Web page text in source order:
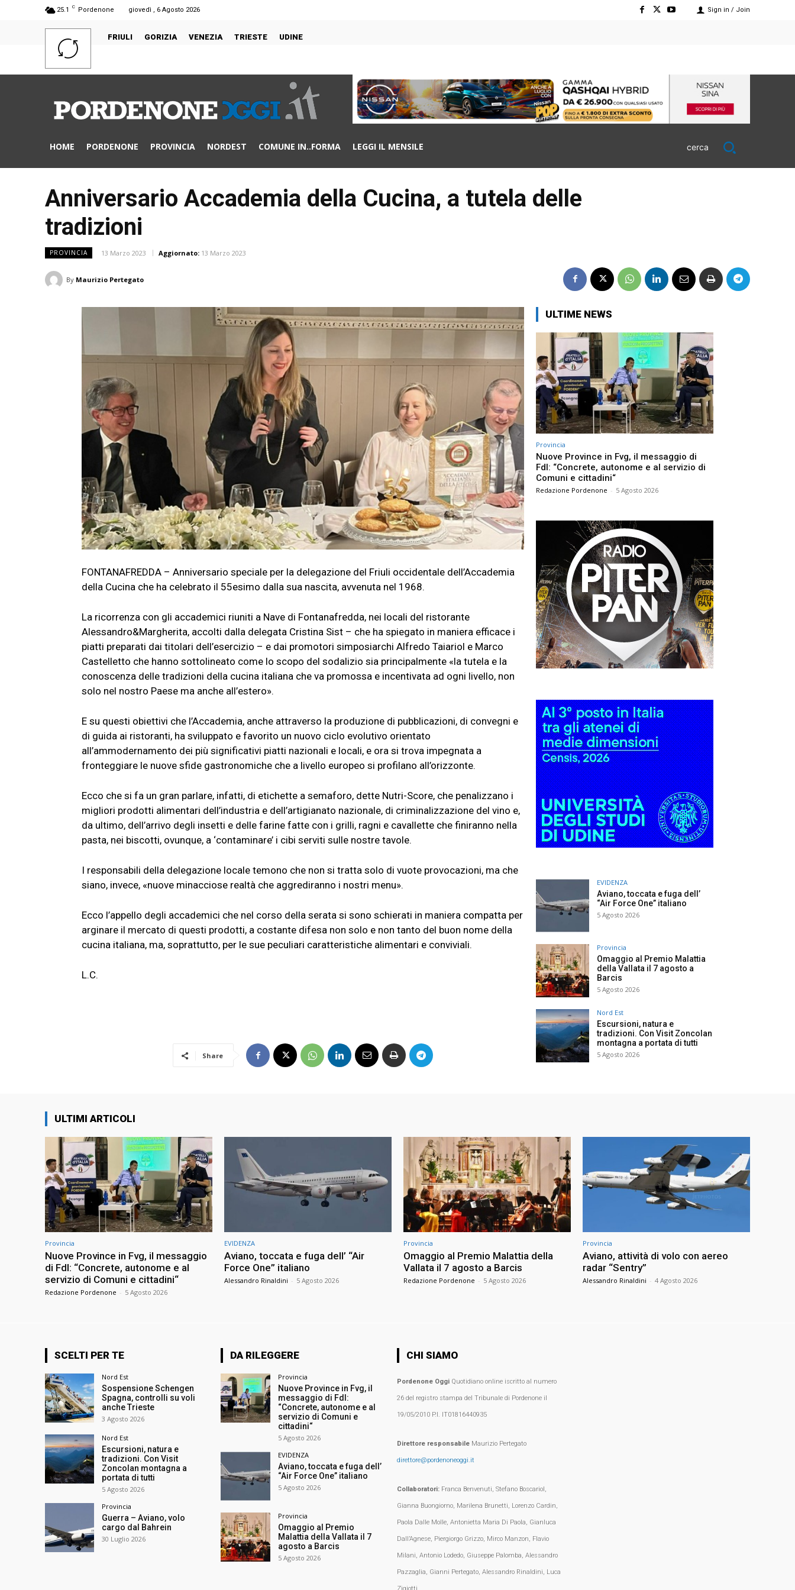
25.1 C Pordenone giovedì , 6 Agosto 2026 Sign in / Join
FRIULI GORIZIA VENEZIA TRIESTE UDINE
HOME PORDENONE PROVINCIA NORDEST COMUNE IN..FORMA LEGGI IL MENSILE cerca
Anniversario Accademia della Cucina, a tutela delle
tradizioni
PROVINCIA 13 Marzo 2023 Aggiornato: 13 Marzo 2023
By Maurizio Pertegato
FONTANAFREDDA – Anniversario speciale per la delegazione del Friuli occidentale dell’Accademia
della Cucina che ha celebrato il 55esimo dalla sua nascita, avvenuta nel 1968.
La ricorrenza con gli accademici riuniti a Nave di Fontanafredda, nei locali del ristorante
Alessandro&Margherita, accolti dalla delegata Cristina Sist – che ha spiegato in maniera efficace i
piatti preparati dai titolari dell’esercizio – e dai promotori simposiarchi Alfredo Taiariol e Marco
Castelletto che hanno sottolineato come lo scopo del sodalizio sia principalmente «la tutela e la
conoscenza delle tradizioni della cucina italiana che va promossa e incentivata ad ogni livello, non
solo nel nostro Paese ma anche all’estero».
E su questi obiettivi che l’Accademia, anche attraverso la produzione di pubblicazioni, di convegni e
di guida ai ristoranti, ha sviluppato e favorito un nuovo ciclo evolutivo orientato
all’ammodernamento dei più significativi piatti nazionali e locali, e ora si trova impegnata a
fronteggiare le nuove sfide gastronomiche che a livello europeo si profilano all’orizzonte.
Ecco che si fa un gran parlare, infatti, di etichette a semaforo, dette Nutri-Score, che penalizzano i
migliori prodotti alimentari dell’industria e dell’artigianato nazionale, di criminalizzazione del vino e,
da ultimo, dell’arrivo degli insetti e delle farine fatte con i grilli, ragni e cavallette che finiranno nella
pasta, nei biscotti, ovunque, a ‘contaminare’ i cibi serviti sulle nostre tavole.
I responsabili della delegazione locale temono che non si tratta solo di vuote provocazioni, ma che
siano, invece, «nuove minacciose realtà che aggrediranno i nostri menu».
Ecco l’appello degli accademici che nel corso della serata si sono schierati in maniera compatta per
arginare il mercato di questi prodotti, a costante difesa non solo e non tanto del buon nome della
cucina italiana, ma, soprattutto, per le sue peculiari caratteristiche alimentari e conviviali.
L.C.
Share
ULTIME NEWS
Provincia
Nuove Province in Fvg, il messaggio di
FdI: “Concrete, autonome e al servizio di
Comuni e cittadini“
Redazione Pordenone - 5 Agosto 2026
EVIDENZA
Aviano, toccata e fuga dell’
“Air Force One” italiano
5 Agosto 2026
Provincia
Omaggio al Premio Malattia
della Vallata il 7 agosto a
Barcis
5 Agosto 2026
Nord Est
Escursioni, natura e
tradizioni. Con Visit Zoncolan
montagna a portata di tutti
5 Agosto 2026
ULTIMI ARTICOLI
Provincia
Nuove Province in Fvg, il messaggio
di FdI: “Concrete, autonome e al
servizio di Comuni e cittadini“
Redazione Pordenone - 5 Agosto 2026
EVIDENZA
Aviano, toccata e fuga dell’ “Air
Force One” italiano
Alessandro Rinaldini - 5 Agosto 2026
Provincia
Omaggio al Premio Malattia della
Vallata il 7 agosto a Barcis
Redazione Pordenone - 5 Agosto 2026
Provincia
Aviano, attività di volo con aereo
radar “Sentry”
Alessandro Rinaldini - 4 Agosto 2026
SCELTI PER TE
Nord Est
Sospensione Schengen
Spagna, controlli su voli
anche Trieste
3 Agosto 2026
Nord Est
Escursioni, natura e
tradizioni. Con Visit
Zoncolan montagna a
portata di tutti
5 Agosto 2026
Provincia
Guerra – Aviano, volo
cargo dal Bahrein
30 Luglio 2026
DA RILEGGERE
Provincia
Nuove Province in Fvg, il
messaggio di FdI:
“Concrete, autonome e al
servizio di Comuni e
cittadini“
5 Agosto 2026
EVIDENZA
Aviano, toccata e fuga dell’
“Air Force One” italiano
5 Agosto 2026
Provincia
Omaggio al Premio
Malattia della Vallata il 7
agosto a Barcis
5 Agosto 2026
CHI SIAMO
Pordenone OggiQuotidiano online iscritto al numero
26 del registro stampa del Tribunale di Pordenone il
19/05/2010 P.I. IT01816440935
Direttore responsabileMaurizio Pertegato
direttore@pordenoneoggi.it
Collaboratori:Franca Benvenuti, Stefano Boscariol,
Gianna Buongiorno, Marilena Brunetti, Lorenzo Cardin,
Paola Dalle Molle, Antonietta Maria Di Paola, Gianluca
Dall’Agnese, Piergiorgo Grizzo, Mirco Manzon, Flavio
Milani, Antonio Lodedo, Giuseppe Palomba, Alessandro
Pazzaglia, Gianni Pertegato, Alessandro Rinaldini, Luca